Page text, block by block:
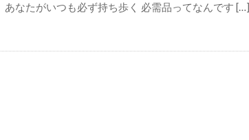
あなたがいつも必ず持ち歩く 必需品ってなんです […]